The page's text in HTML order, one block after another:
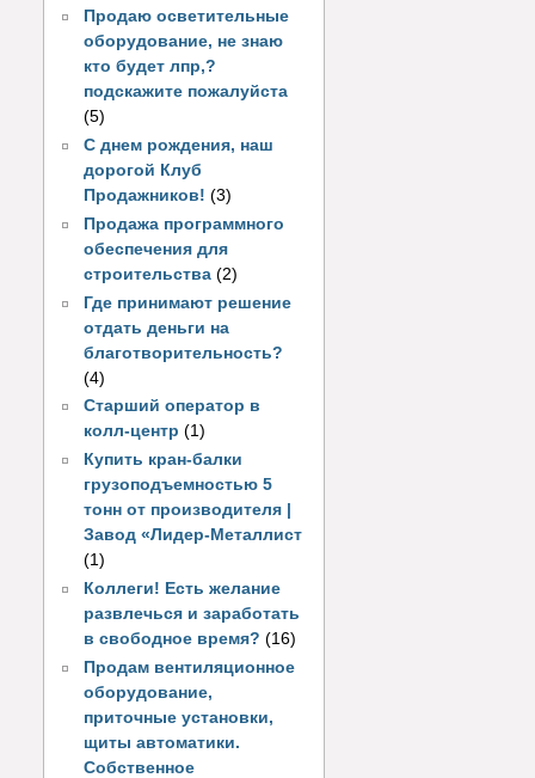
Продаю осветительные
оборудование, не знаю
кто будет лпр,?
подскажите пожалуйста
(5)
С днем рождения, наш
дорогой Клуб
Продажников! (3)
Продажа программного
обеспечения для
строительства (2)
Где принимают решение
отдать деньги на
благотворительность?
(4)
Старший оператор в
колл-центр (1)
Купить кран-балки
грузоподъемностью 5
тонн от производителя |
Завод «Лидер-Металлист
(1)
Коллеги! Есть желание
развлечься и заработать
в свободное время? (16)
Продам вентиляционное
оборудование,
приточные установки,
щиты автоматики.
Собственное